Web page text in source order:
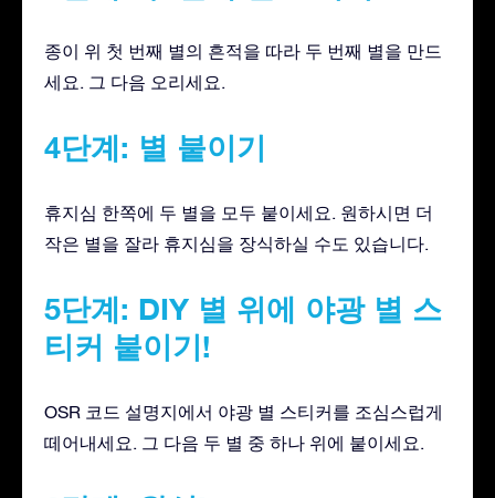
종이 위 첫 번째 별의 흔적을 따라 두 번째 별을 만드
세요. 그 다음 오리세요.
4단계: 별 붙이기
휴지심 한쪽에 두 별을 모두 붙이세요. 원하시면 더
작은 별을 잘라 휴지심을 장식하실 수도 있습니다.
5단계: DIY 별 위에 야광 별 스
티커 붙이기!
OSR 코드 설명지에서 야광 별 스티커를 조심스럽게
떼어내세요. 그 다음 두 별 중 하나 위에 붙이세요.